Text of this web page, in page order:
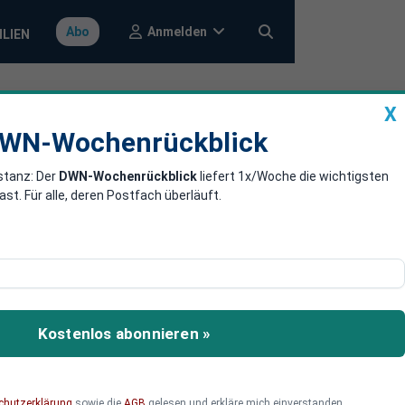
Abo Anmelden
150.000
sich heraus, dass
obwohl die Inhaber
X
Wochenrückblick
Der DWN-Wochenrückblick liefert 1x/Woche die wichtigsten
Für alle, deren Postfach überläuft.
Kostenlos abonnieren »